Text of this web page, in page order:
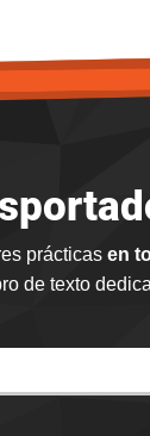
prácticas en
de texto